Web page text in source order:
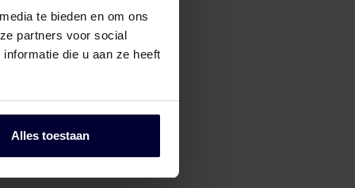
te bieden en om ons
partners voor social
die u aan ze heeft
Alles toestaan